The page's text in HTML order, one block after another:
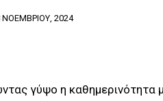
ΝΟΕΜΒΡΊΟΥ, 2024
γύψο η καθημερινότητα